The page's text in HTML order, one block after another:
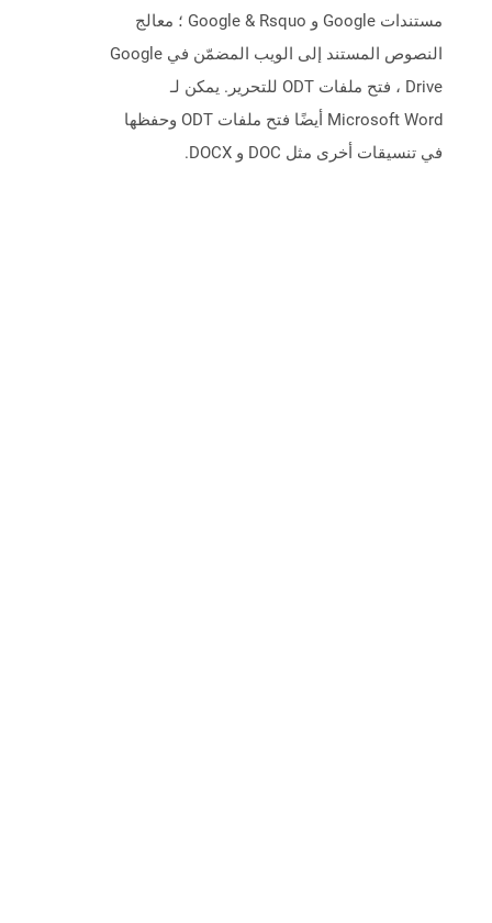
مستندات Google و Google & Rsquo ؛ معالج
النصوص المستند إلى الويب المضمّن في Google
Drive ، فتح ملفات ODT للتحرير. يمكن لـ
Microsoft Word أيضًا فتح ملفات ODT وحفظها
في تنسيقات أخرى مثل DOC و DOCX.